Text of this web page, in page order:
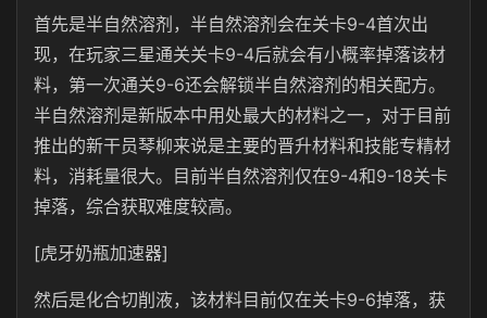
首先是半自然溶剂，半自然溶剂会在关卡9-4首次出
现，在玩家三星通关关卡9-4后就会有小概率掉落该材
料，第一次通关9-6还会解锁半自然溶剂的相关配方。
半自然溶剂是新版本中用处最大的材料之一，对于目前
推出的新干员琴柳来说是主要的晋升材料和技能专精材
料，消耗量很大。目前半自然溶剂仅在9-4和9-18关卡
掉落，综合获取难度较高。
[虎牙奶瓶加速器]
然后是化合切削液，该材料目前仅在关卡9-6掉落，获